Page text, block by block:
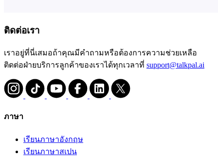
ติดต่อเรา
เราอยู่ที่นี่เสมอถ้าคุณมีคำถามหรือต้องการความช่วยเหลือ
ติดต่อฝ่ายบริการลูกค้าของเราได้ทุกเวลาที่ support@talkpal.ai
ภาษา
เรียนภาษาอังกฤษ
เรียนภาษาสเปน